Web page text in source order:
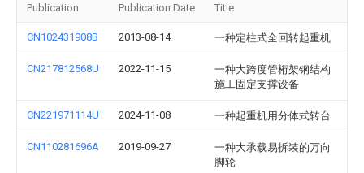
Publication Publication Date Title
CN102431908B 2013-08-14 一种定柱式全回转起重机
CN217812568U 2022-11-15
一种大跨度管桁架钢结构
施工固定支撑设备
CN221971114U 2024-11-08 一种起重机用分体式转台
CN110281696A 2019-09-27
一种大承载易拆装的万向
脚轮